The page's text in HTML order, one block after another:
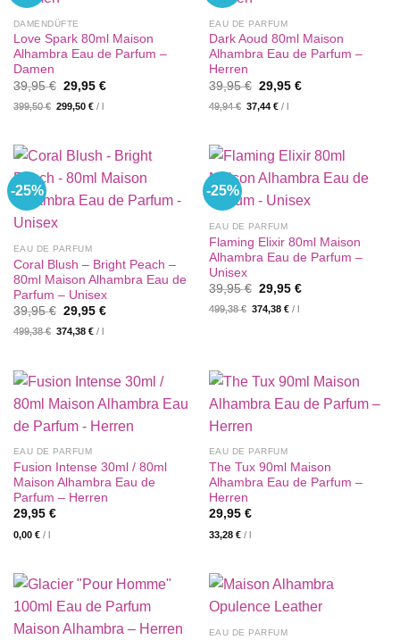
DAMENDÜFTE
Love Spark 80ml Maison
Alhambra Eau de Parfum –
Damen
39,95€ Ursprünglicher
Preis
war:
29,95 €Aktueller
399,50€ 299,50€ /l
EAU DE PARFUM
Dark Aoud 80ml Maison
Alhambra Eau de Parfum –
Herren
39,95€ Ursprünglicher
Preis
war:
29,95 €Aktueller
49,94€ 37,44€ /l
-25%
EAU DE PARFUM
Coral Blush – Bright Peach –
80ml Maison Alhambra Eau de
Parfum – Unisex
39,95€ Ursprünglicher
war:
29,95 €Aktueller
499,38€ 374,38€ /l
-25%
EAU DE PARFUM
Flaming Elixir 80ml Maison
Alhambra Eau de Parfum –
Unisex
39,95€ Ursprünglicher
war:
29,95 €Aktueller
499,38€ 374,38€ /l
EAU DE PARFUM
Fusion Intense 30ml / 80ml
Maison Alhambra Eau de
Parfum – Herren
29,95 €
0,00 €/ l
EAU DE PARFUM
The Tux 90ml Maison
Alhambra Eau de Parfum –
Herren
29,95 €
33,28 €/ l
EAU DE PARFUM